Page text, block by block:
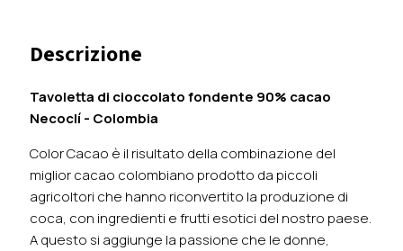
Descrizione
Tavoletta di cioccolato fondente 90% cacao
Necoclí - Colombia
Color Cacao è il risultato della combinazione del
miglior cacao colombiano prodotto da piccoli
agricoltori che hanno riconvertito la produzione di
coca, con ingredienti e frutti esotici del nostro paese.
A questo si aggiunge la passione che le donne,